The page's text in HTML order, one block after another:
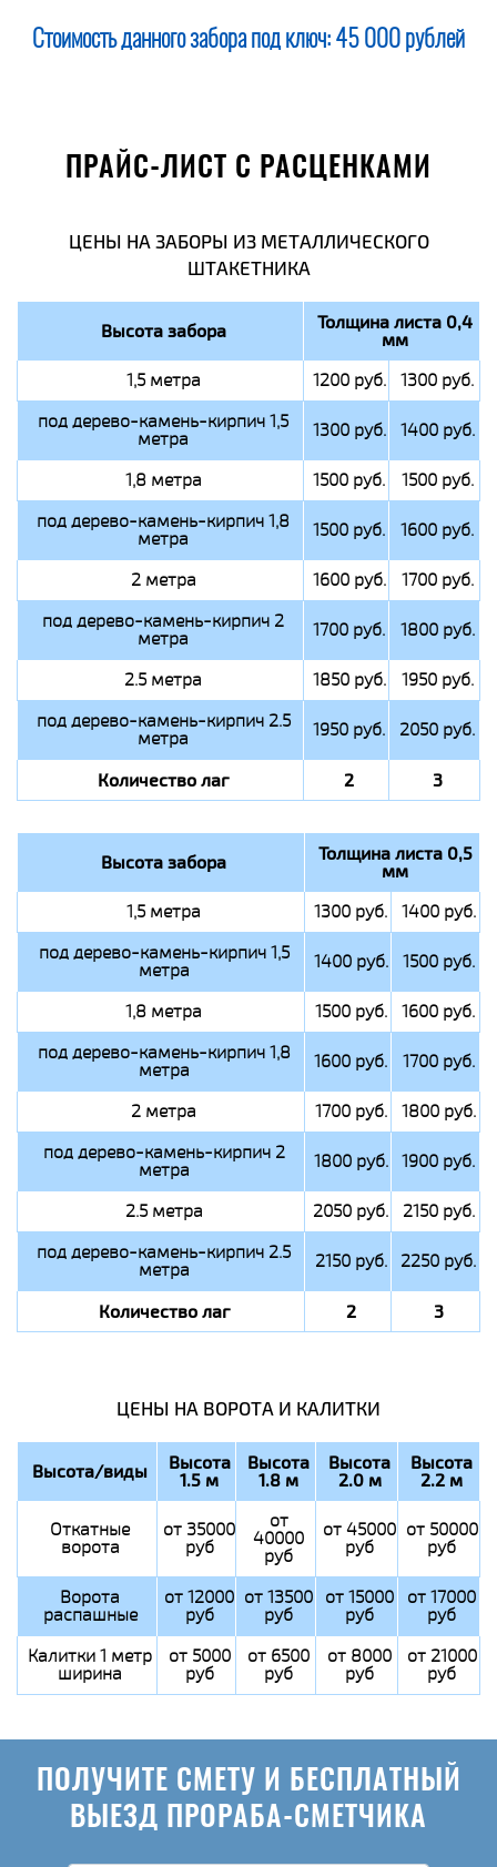
Стоимость данного забора под ключ: 45 000 рублей
ПРАЙС-ЛИСТ С РАСЦЕНКАМИ
ЦЕНЫ НА ЗАБОРЫ ИЗ МЕТАЛЛИЧЕСКОГО
ШТАКЕТНИКА
Высота забора Толщина листа 0,4
мм
1,5 метра 1200 руб.
1300 руб.
под дерево-камень-кирпич 1,5
метра 1300 руб. 1400 руб.
1,8 метра 1500 руб.
1500 руб.
под дерево-камень-кирпич 1,8
метра 1500 руб. 1600 руб.
2 метра 1600 руб.
1700 руб.
под дерево-камень-кирпич 2
метра 1700 руб. 1800 руб.
2.5 метра 1850 руб.
1950 руб.
под дерево-камень-кирпич 2.5
метра 1950 руб. 2050 руб.
Количество лаг 2 3
Высота забора Толщина листа 0,5
мм
1,5 метра 1300 руб.
1400 руб.
под дерево-камень-кирпич 1,5
метра 1400 руб. 1500 руб.
1,8 метра 1500 руб.
1600 руб.
под дерево-камень-кирпич 1,8
метра 1600 руб. 1700 руб.
2 метра 1700 руб.
1800 руб.
под дерево-камень-кирпич 2
метра 1800 руб. 1900 руб.
2.5 метра 2050 руб.
2150 руб.
под дерево-камень-кирпич 2.5
метра 2150 руб. 2250 руб.
Количество лаг 2 3
ЦЕНЫ НА ВОРОТА И КАЛИТКИ
Высота/виды Высота
1.5 м
Высота
1.8 м
Высота
2.0 м
Высота
2.2 м
Откатные
ворота
от 35000
руб
от
40000
руб
от 45000
руб
от 50000
руб
Ворота
распашные
от 12000
руб
от 13500
руб
от 15000
руб
от 17000
руб
Калитки 1 метр
ширина
от 5000
руб
от 6500
руб
от 8000
руб
от 21000
руб
ПОЛУЧИТЕ СМЕТУ И БЕСПЛАТНЫЙ
ВЫЕЗД ПРОРАБА-СМЕТЧИКА